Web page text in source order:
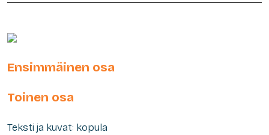
Ensimmäinen osa
Toinen osa
Teksti ja kuvat: kopula